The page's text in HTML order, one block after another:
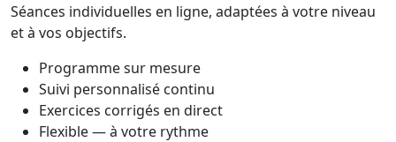
Séances individuelles en ligne, adaptées à votre niveau
et à vos objectifs.
Programme sur mesure
Suivi personnalisé continu
Exercices corrigés en direct
Flexible — à votre rythme